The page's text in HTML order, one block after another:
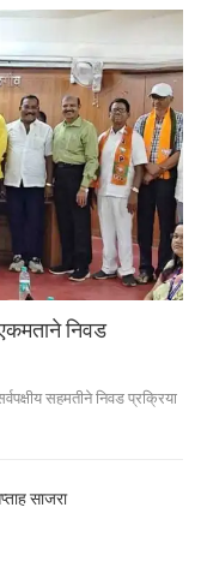
निवड
सहमतीने निवड प्रक्रिया
साजरा